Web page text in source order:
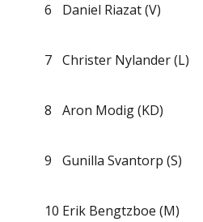
6 Daniel Riazat (V)
7 Christer Nylander (L)
8 Aron Modig (KD)
9 Gunilla Svantorp (S)
10 Erik Bengtzboe (M)